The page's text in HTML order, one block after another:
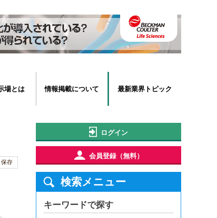
場とは 情報掲載について 最新業界トピック
保存
ログイン
会員登録（無料）
検索メニュー
キーワードで探す